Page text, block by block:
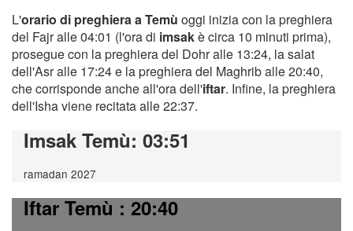
L'orario di preghiera a Temù oggi inizia con la preghiera
del Fajr alle 04:01 (l'ora di imsakè circa 10 minuti prima),
prosegue con la preghiera del Dohr alle 13:24, la salat
dell'Asr alle 17:24 e la preghiera del Maghrib alle 20:40,
che corrisponde anche all'ora dell'iftar. Infine, la preghiera
dell'Isha viene recitata alle 22:37.
Imsak Temù: 03:51
ramadan 2027
Iftar Temù: 20:40